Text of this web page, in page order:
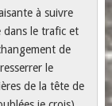
à suivre
dans le trafic et
de
le
de la tête de